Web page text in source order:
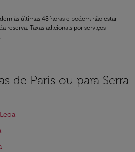
às últimas 48 horas e podem não estar
reserva. Taxas adicionais por serviços
de Paris ou para Serra